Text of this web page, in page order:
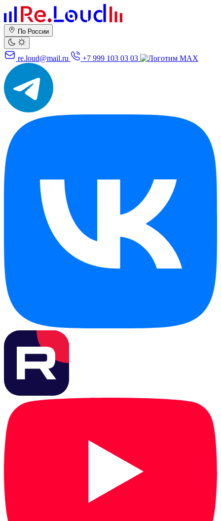
По России
re.loud@mail.ru +7 999 103 03 03